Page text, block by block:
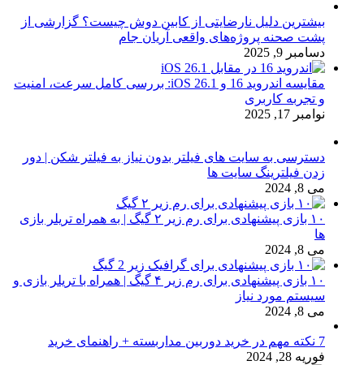
بیشترین دلیل نارضایتی از کابین دوش چیست؟ گزارشی از
پشت صحنه پروژه‌های واقعی آریان جام
دسامبر 9, 2025
مقایسه اندروید 16 و iOS 26.1: بررسی کامل سرعت، امنیت
و تجربه کاربری
نوامبر 17, 2025
دسترسی به سایت های فیلتر بدون نیاز به فیلتر شکن | دور
زدن فیلترینگ سایت ها
می 8, 2024
۱۰ بازی پیشنهادی برای رم زیر ۲ گیگ | به همراه تریلر بازی
ها
می 8, 2024
۱۰ بازی پیشنهادی برای رم زیر ۴ گیگ | همراه با تریلر بازی و
سیستم مورد نیاز
می 8, 2024
7 نکته مهم در خرید دوربین مداربسته + راهنمای خرید
فوریه 28, 2024